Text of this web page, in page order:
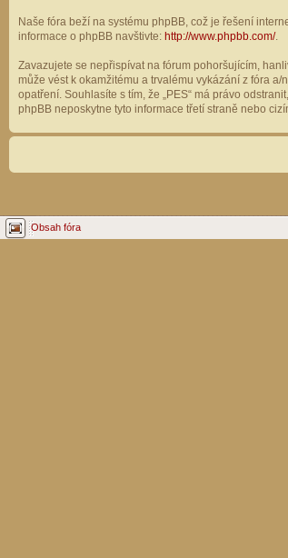
Naše fóra beží na systému phpBB, což je řešení
informace o phpBB navštivte: http://www.phpbb.com/.
Zavazujete se nepřispívat na fórum pohoršujícím,
může vést k okamžitému a trvalému vykázání z fóra
opatření. Souhlasíte s tím, že „PES“ má právo
phpBB neposkytne tyto informace třetí straně nebo
Obsah fóra